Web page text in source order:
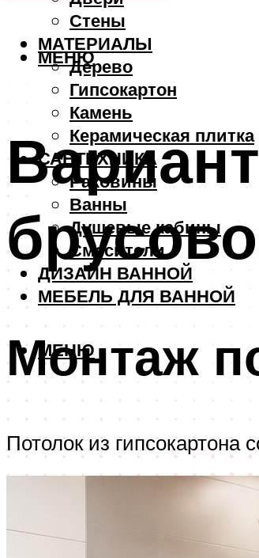
Стены
МАТЕРИАЛЫ
Дерево
Гипсокартон
Камень
Керамическая плитка
САНТЕХНИКА
Раковины
Ванны
Душевые кабины
Смесители
ДИЗАЙН ВАННОЙ
МЕБЕЛЬ ДЛЯ ВАННОЙ
МЕНЮ
МЕНЮ
Монтаж
Потолок из